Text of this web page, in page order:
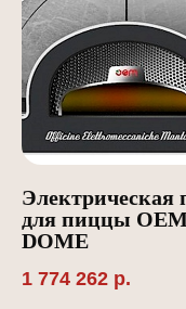
Электрическая
для пиццы
DOME
1 774 262 р.